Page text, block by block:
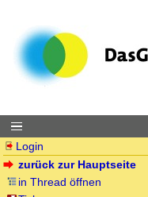
Login
zurück zur Hauptseite
in Thread öffnen